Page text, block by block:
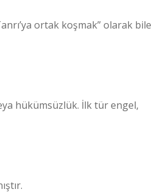
ortak koşmak” olarak bile
hükümsüzlük. İlk tür engel,